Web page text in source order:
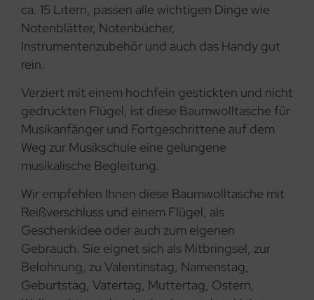
ca. 15 Litern, passen alle wichtigen Dinge wie
Notenblätter, Notenbücher,
Instrumentenzubehör und auch das Handy gut
rein.
Verziert mit einem hochfein gestickten und nicht
gedruckten Flügel, ist diese Baumwolltasche für
Musikanfänger und Fortgeschrittene auf dem
Weg zur Musikschule eine gelungene
musikalische Begleitung.
Wir empfehlen Ihnen diese Baumwolltasche mit
Reißverschluss und einem Flügel, als
Geschenkidee oder auch zum eigenen
Gebrauch. Sie eignet sich als Mitbringsel, zur
Belohnung, zu Valentinstag, Namenstag,
Geburtstag, Vatertag, Muttertag, Ostern,